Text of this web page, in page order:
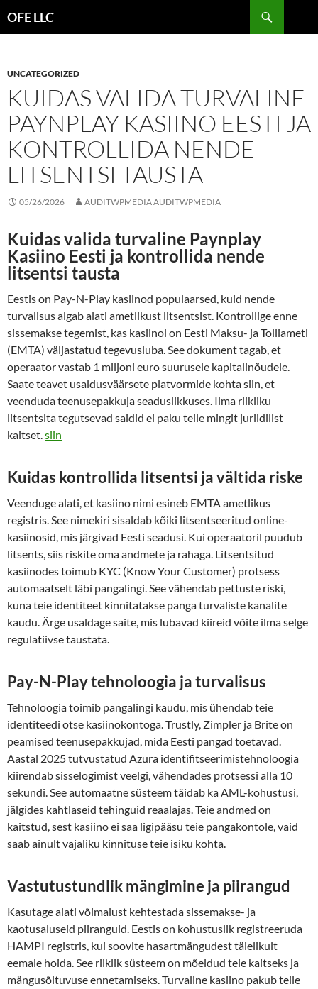
OFE LLC
UNCATEGORIZED
KUIDAS VALIDA TURVALINE
PAYNPLAY KASIINO EESTI JA
KONTROLLIDA NENDE
LITSENTSI TAUSTA
05/26/2026 AUDITWPMEDIA AUDITWPMEDIA
Kuidas valida turvaline Paynplay
Kasiino Eesti ja kontrollida nende
litsentsi tausta
Eestis on Pay-N-Play kasiinod populaarsed, kuid nende
turvalisus algab alati ametlikust litsentsist. Kontrollige enne
sissemakse tegemist, kas kasiinol on Eesti Maksu- ja Tolliameti
(EMTA) väljastatud tegevusluba. See dokument tagab, et
operaator vastab 1 miljoni euro suurusele kapitalinõudele.
Saate teavet usaldusväärsete platvormide kohta siin, et
veenduda teenusepakkuja seaduslikkuses. Ilma riikliku
litsentsita tegutsevad saidid ei paku teile mingit juriidilist
kaitset.siin
Kuidas kontrollida litsentsi ja vältida riske
Veenduge alati, et kasiino nimi esineb EMTA ametlikus
registris. See nimekiri sisaldab kõiki litsentseeritud online-
kasiinosid, mis järgivad Eesti seadusi. Kui operaatoril puudub
litsents, siis riskite oma andmete ja rahaga. Litsentsitud
kasiinodes toimub KYC (Know Your Customer) protsess
automaatselt läbi pangalingi. See vähendab pettuste riski,
kuna teie identiteet kinnitatakse panga turvaliste kanalite
kaudu. Ärge usaldage saite, mis lubavad kiireid võite ilma selge
regulatiivse taustata.
Pay-N-Play tehnoloogia ja turvalisus
Tehnoloogia toimib pangalingi kaudu, mis ühendab teie
identiteedi otse kasiinokontoga. Trustly, Zimpler ja Brite on
peamised teenusepakkujad, mida Eesti pangad toetavad.
Aastal 2025 tutvustatud Azura identifitseerimistehnoloogia
kiirendab sisselogimist veelgi, vähendades protsessi alla 10
sekundi. See automaatne süsteem täidab ka AML-kohustusi,
jälgides kahtlaseid tehinguid reaalajas. Teie andmed on
kaitstud, sest kasiino ei saa ligipääsu teie pangakontole, vaid
saab ainult vajaliku kinnituse teie isiku kohta.
Vastutustundlik mängimine ja piirangud
Kasutage alati võimalust kehtestada sissemakse- ja
kaotusaluseid piiranguid. Eestis on kohustuslik registreeruda
HAMPI registris, kui soovite hasartmängudest täielikult
eemale hoida. See riiklik süsteem on mõeldud teie kaitseks ja
mängusõltuvuse ennetamiseks. Turvaline kasiino pakub teile